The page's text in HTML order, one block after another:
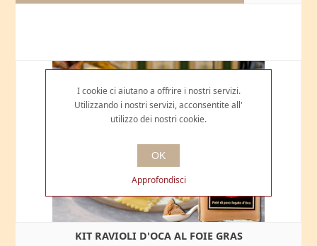
KIT RAVIOLI D'OCA AL FOIE GRAS
I cookie ci aiutano a offrire i nostri servizi.
Utilizzando i nostri servizi, acconsentite all'
utilizzo dei nostri cookie.
OK
Approfondisci